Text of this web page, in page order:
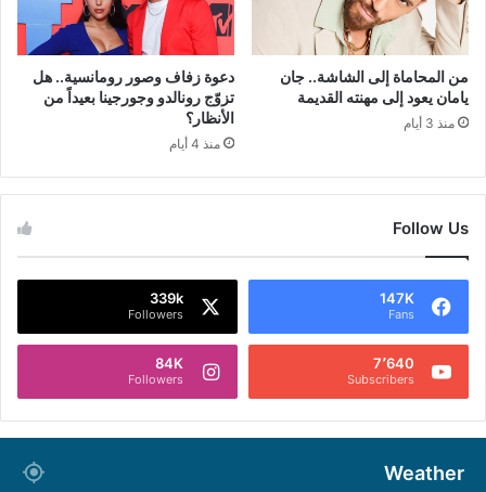
من المحاماة إلى الشاشة.. جان
يامان يعود إلى مهنته القديمة
منذ 3 أيام
دعوة زفاف وصور رومانسية.. هل
تزوّج رونالدو وجورجينا بعيداً من
الأنظار؟
منذ 4 أيام
Follow Us
147K
Fans
339k
Followers
7٬640
Subscribers
84K
Followers
Weather